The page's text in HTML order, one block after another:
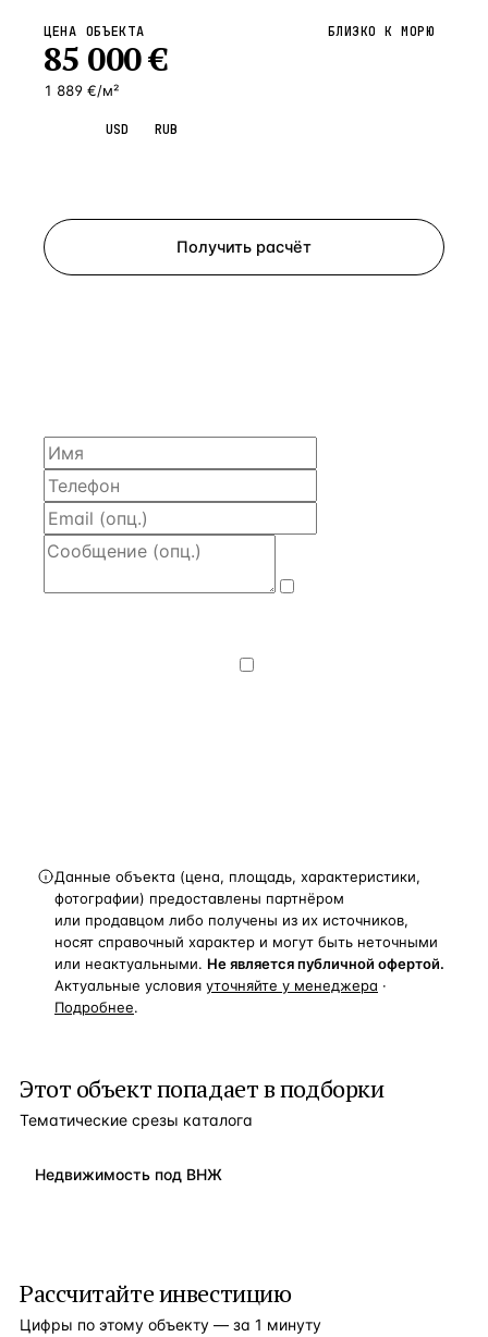
ЦЕНА ОБЪЕКТА
85 000€
1 889 €/м²
БЛИЗКО К МОРЮ
USD RUB
Получить расчёт
Данные объекта (цена, площадь, характеристики,
фотографии) предоставлены партнёром
или продавцом либо получены из их источников,
носят справочный характер и могут быть неточными
или неактуальными. Не является публичной офертой.
Актуальные условия уточняйте у менеджера ·
Подробнее.
Этот объект попадает в подборки
Тематические срезы каталога
Недвижимость под ВНЖ
Рассчитайте инвестицию
Цифры по этому объекту — за 1 минуту